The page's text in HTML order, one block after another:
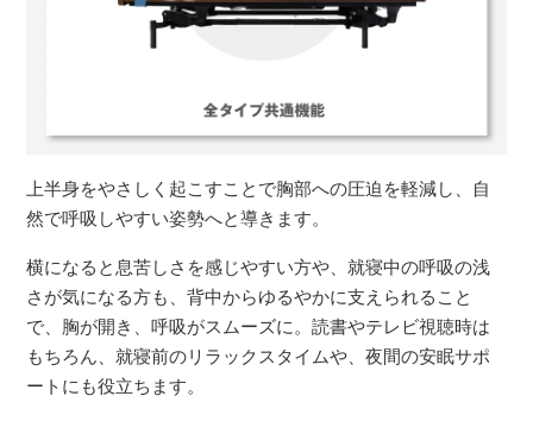
上半身をやさしく起こすことで胸部への圧迫を軽減し、自
然で呼吸しやすい姿勢へと導きます。
横になると息苦しさを感じやすい方や、就寝中の呼吸の浅
さが気になる方も、背中からゆるやかに支えられること
で、胸が開き、呼吸がスムーズに。読書やテレビ視聴時は
もちろん、就寝前のリラックスタイムや、夜間の安眠サポ
ートにも役立ちます。